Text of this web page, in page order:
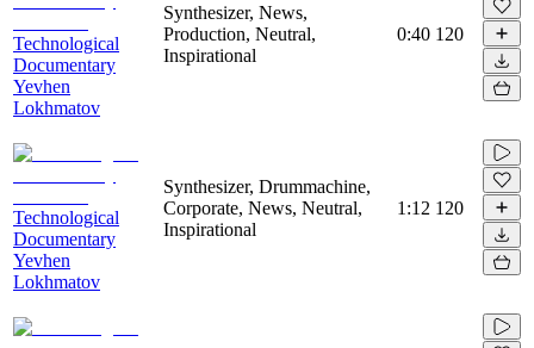
Technological
Documentary
Yevhen
Lokhmatov
Synthesizer, News,
Production, Neutral,
Inspirational
0:40 120
Technological
Documentary
Yevhen
Lokhmatov
Synthesizer, Drummachine,
Corporate, News, Neutral,
Inspirational
1:12 120